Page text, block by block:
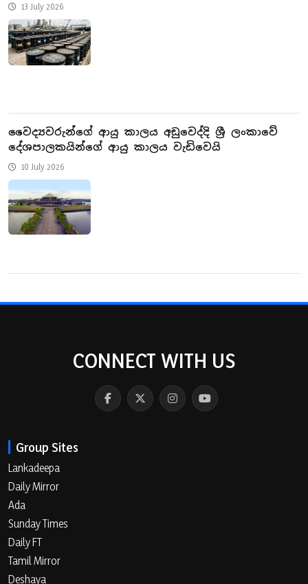
13 July 2026
වෛද්‍යවරුන්ගේ ආයු කාලය අඩුවෙද්දි ශ්‍රී ලංකාවේ
දේශපාලකයින්ගේ ආයු කාලය වැඩිවෙයි
10 July 2026
CONNECT WITH US
Group Sites
Lankadeepa
Daily Mirror
Ada
Sunday Times
Daily FT
Tamil Mirror
Deshaya